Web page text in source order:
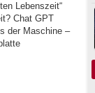
Lebenszeit“
Chat GPT
der Maschine –